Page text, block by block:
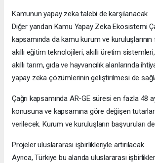
Kamunun yapay zeka talebi de karşılanacak
Diğer yandan Kamu Yapay Zeka Ekosistemi
kapsamında da kamu kurum ve
akıllı eğitim teknolojileri, akıllı üretim
akıllı tarım, gıda ve hayvancılık alanlarında
yapay zeka çözümlerinin geliştirilmesi de
Çağrı kapsamında AR-GE süresi en fazla 48
konusuna ve kapsamına göre değişen
verilecek. Kurum ve kuruluşların başvuruları
Projeler uluslararası işbirlikleriyle artırılacak
Ayrıca, Türkiye bu alanda uluslararası